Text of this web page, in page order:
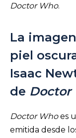
Doctor Who.
La
piel
Isaac
de Doctor
Doctor Whoes
emitida desde